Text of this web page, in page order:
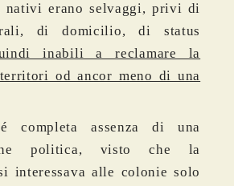
nativi erano selvaggi, privi di
di domicilio, di status
inabili a reclamare la
od ancor meno di una
completa assenza di una
politica, visto che la
interessava alle colonie solo